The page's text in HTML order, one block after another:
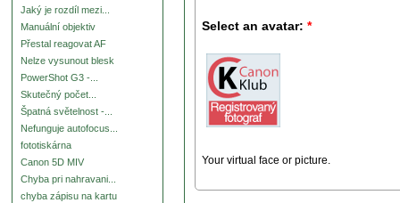
Jaký je rozdíl mezi...
Manuální objektiv
Přestal reagovat AF
Nelze vysunout blesk
PowerShot G3 -...
Skutečný počet...
Špatná světelnost -...
Nefunguje autofocus...
fototiskárna
Canon 5D MIV
Chyba pri nahravani...
chyba zápisu na kartu
Select an avatar: *
Your virtual face or picture.